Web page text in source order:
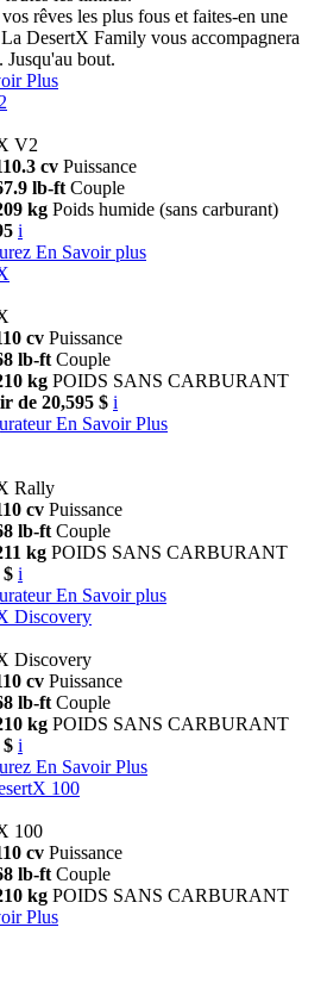
rêves les plus fous et faites-en une
DesertX Family vous accompagnera
Jusqu'au bout.
Plus
V2
cv Puissance
lb-ft Couple
kg Poids humide (sans carburant)
i
En Savoir plus
cv Puissance
lb-ft Couple
kg POIDS SANS CARBURANT
de 20,595 $ i
En Savoir Plus
Rally
cv Puissance
lb-ft Couple
kg POIDS SANS CARBURANT
$ i
En Savoir plus
Discovery
Discovery
cv Puissance
lb-ft Couple
kg POIDS SANS CARBURANT
$ i
En Savoir Plus
100
100
cv Puissance
lb-ft Couple
kg POIDS SANS CARBURANT
Plus